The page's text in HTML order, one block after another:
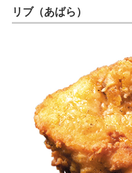
リブ（あばら）